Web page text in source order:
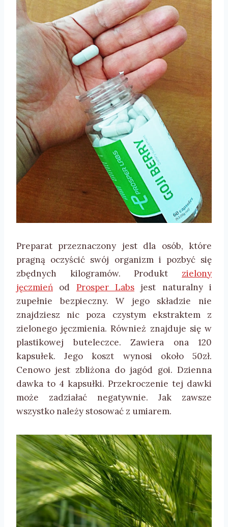
Preparat przeznaczony jest dla osób, które
pragną oczyścić swój organizm i pozbyć się
zbędnych kilogramów. Produkt zielony
jęczmień od Prosper Labs jest naturalny i
zupełnie bezpieczny. W jego składzie nie
znajdziesz nic poza czystym ekstraktem z
zielonego jęczmienia. Również znajduje się w
plastikowej buteleczce. Zawiera ona 120
kapsułek. Jego koszt wynosi około 50zł.
Cenowo jest zbliżona do jagód goi. Dzienna
dawka to 4 kapsułki. Przekroczenie tej dawki
może zadziałać negatywnie. Jak zawsze
wszystko należy stosować z umiarem.